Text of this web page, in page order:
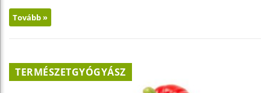
Tovább »
TERMÉSZETGYÓGYÁSZ